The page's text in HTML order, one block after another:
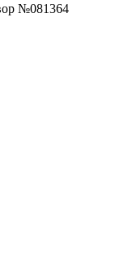
№081364